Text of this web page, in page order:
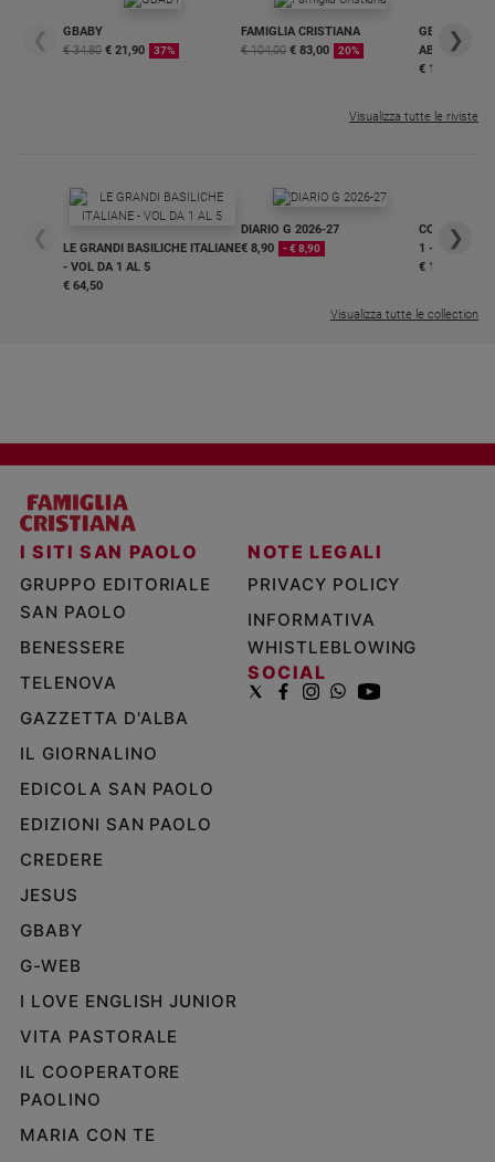
❮
GBABY
€ 34,80 € 21,90 37%
FAMIGLIA CRISTIANA
€ 104,00 € 83,00 20%
GBABY
€ 16,99
❯
Visualizza tutte le riviste
❮
LE GRANDI BASILICHE ITALIANE
- VOL DA 1 AL 5
€ 64,50
DIARIO G 2026-27
€ 8,90
- € 8,90
COLLANA
1 - 2
€ 18,50
❯
Visualizza tutte le collection
I SITI SAN PAOLO
GRUPPO EDITORIALE
SAN PAOLO
BENESSERE
TELENOVA
GAZZETTA D'ALBA
IL GIORNALINO
EDICOLA SAN PAOLO
EDIZIONI SAN PAOLO
CREDERE
JESUS
GBABY
G-WEB
I LOVE ENGLISH JUNIOR
VITA PASTORALE
IL COOPERATORE
PAOLINO
MARIA CON TE
NOTE LEGALI
PRIVACY POLICY
INFORMATIVA
WHISTLEBLOWING
SOCIAL